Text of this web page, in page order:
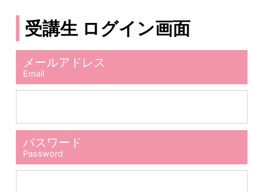
受講生 ログイン画面
メールアドレス
Email
パスワード
Password